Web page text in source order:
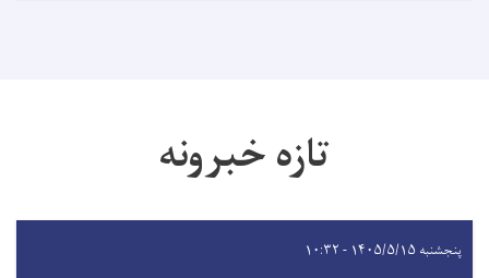
تازه خبرونه
پنجشنبه ۱۴۰۵/۵/۱۵ - ۱۰:۳۲